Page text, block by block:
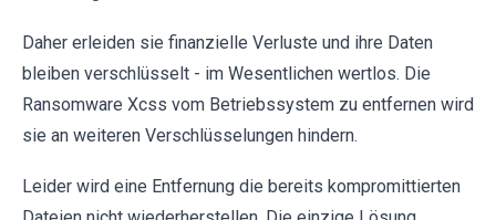
Daher erleiden sie finanzielle Verluste und ihre Daten
bleiben verschlüsselt - im Wesentlichen wertlos. Die
Ransomware Xcss vom Betriebssystem zu entfernen wird
sie an weiteren Verschlüsselungen hindern.
Leider wird eine Entfernung die bereits kompromittierten